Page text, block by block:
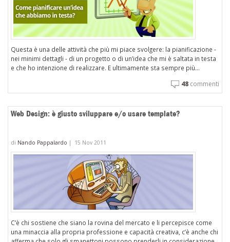
Questa è una delle attività che più mi piace svolgere: la pianificazione -
nei minimi dettagli - di un progetto o di un’idea che mi è saltata in testa
e che ho intenzione di realizzare. E ultimamente sta sempre più...
48 commenti
Web Design: è giusto sviluppare e/o usare template?
di Nando Pappalardo | 15 Nov 2011
C’è chi sostiene che siano la rovina del mercato e li percepisce come
una minaccia alla propria professione e capacità creativa, c’è anche chi